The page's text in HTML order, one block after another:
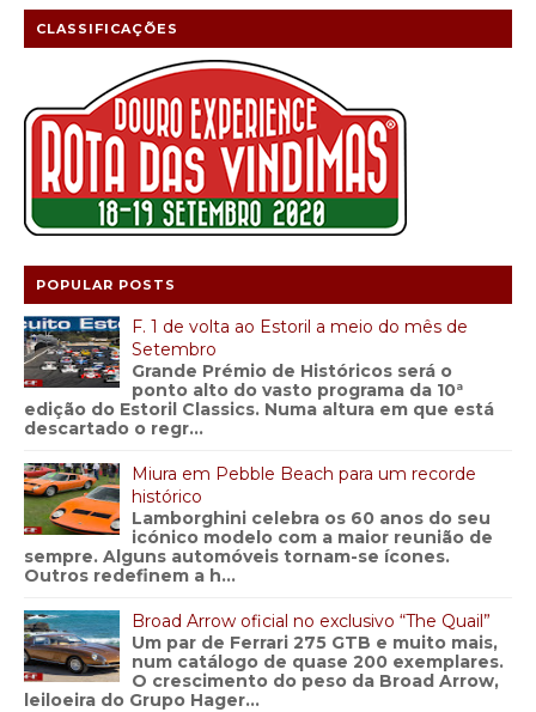
CLASSIFICAÇÕES
POPULAR POSTS
F. 1 de volta ao Estoril a meio do mês de
Setembro
Grande Prémio de Históricos será o
ponto alto do vasto programa da 10ª
edição do Estoril Classics. Numa altura em que está
descartado o regr...
Miura em Pebble Beach para um recorde
histórico
Lamborghini celebra os 60 anos do seu
icónico modelo com a maior reunião de
sempre. Alguns automóveis tornam-se ícones.
Outros redefinem a h...
Broad Arrow oficial no exclusivo “The Quail”
Um par de Ferrari 275 GTB e muito mais,
num catálogo de quase 200 exemplares.
O crescimento do peso da Broad Arrow,
leiloeira do Grupo Hager...